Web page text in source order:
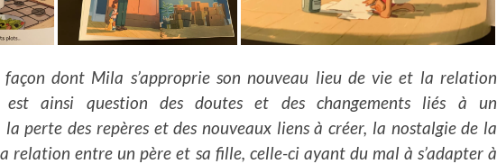
façon dont Mila s’approprie son nouveau lieu de vie et la relation
ainsi question des doutes et des changements liés à un
la perte des repères et des nouveaux liens à créer, la nostalgie de la
relation entre un père et sa fille, celle-ci ayant du mal à s’adapter à